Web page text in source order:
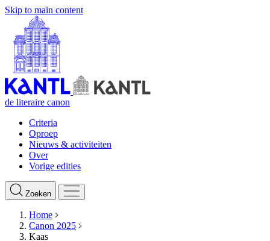
Skip to main content
de literaire canon
Criteria
Oproep
Nieuws & activiteiten
Over
Vorige edities
Zoeken
Home
Canon 2025
Kaas